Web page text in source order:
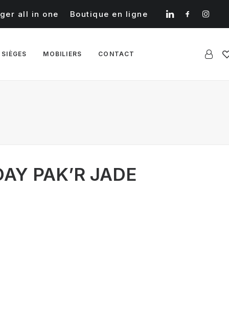
all in one Boutique en ligne
MOBILIERS CONTACT
PAK’R JADE